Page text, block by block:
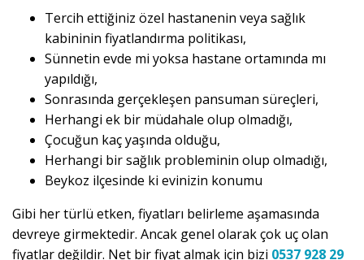
Tercih ettiğiniz özel hastanenin veya sağlık
kabininin fiyatlandırma politikası,
Sünnetin evde mi yoksa hastane ortamında mı
yapıldığı,
Sonrasında gerçekleşen pansuman süreçleri,
Herhangi ek bir müdahale olup olmadığı,
Çocuğun kaç yaşında olduğu,
Herhangi bir sağlık probleminin olup olmadığı,
Beykoz ilçesinde ki evinizin konumu
Gibi her türlü etken, fiyatları belirleme aşamasında
devreye girmektedir. Ancak genel olarak çok uç olan
fiyatlar değildir. Net bir fiyat almak için bizi 0537 928 29